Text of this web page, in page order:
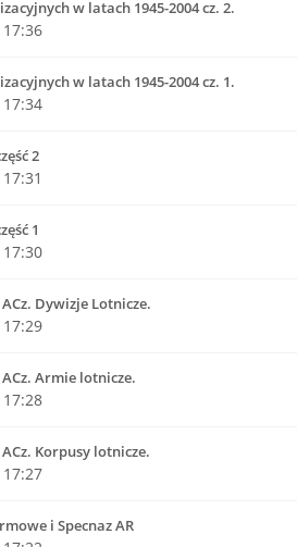
w latach 1945-2004 cz. 2.
w latach 1945-2004 cz. 1.
2
1
Dywizje Lotnicze.
Armie lotnicze.
Korpusy lotnicze.
i Specnaz AR